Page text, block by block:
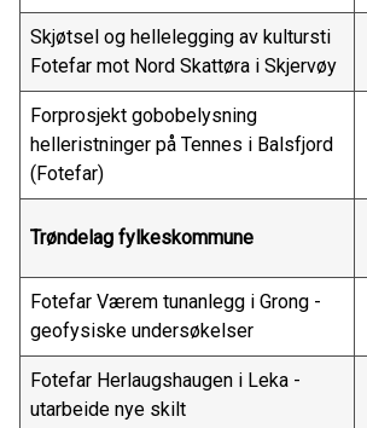
Skjøtsel og hellelegging av kultursti
Fotefar mot Nord Skattøra i Skjervøy
Forprosjekt gobobelysning
helleristninger på Tennes i Balsfjord
(Fotefar)
Trøndelag fylkeskommune
Fotefar Værem tunanlegg i Grong -
geofysiske undersøkelser
Fotefar Herlaugshaugen i Leka -
utarbeide nye skilt